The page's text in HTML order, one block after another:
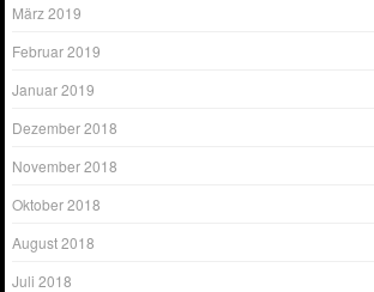
März 2019
Februar 2019
Januar 2019
Dezember 2018
November 2018
Oktober 2018
August 2018
Juli 2018